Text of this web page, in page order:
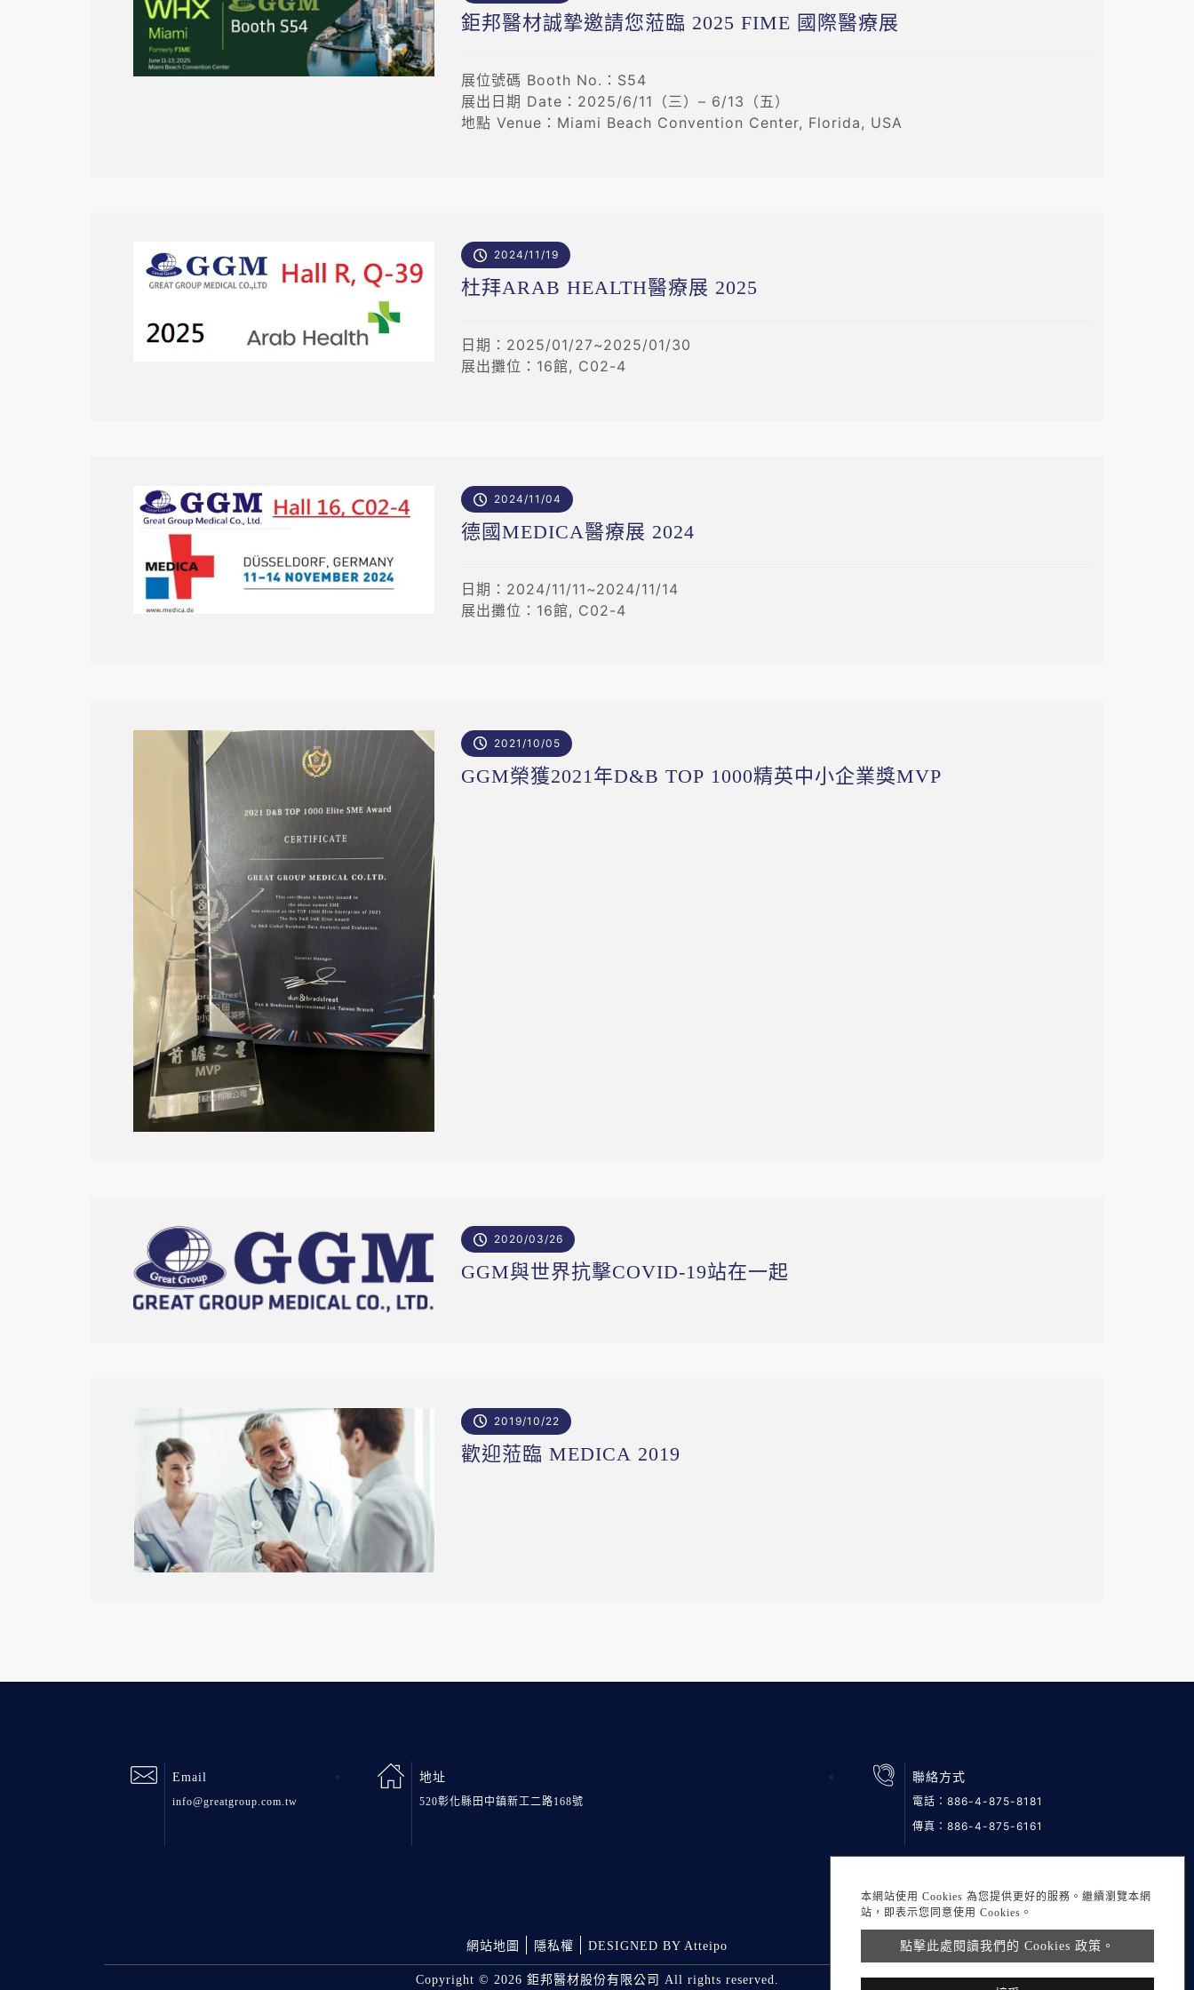
鉅邦醫材誠摯邀請您蒞臨 2025 FIME 國際醫療展
展位號碼 Booth No.：S54
展出日期 Date：2025/6/11（三）– 6/13（五）
地點 Venue：Miami Beach Convention Center, Florida, USA
2024/11/19
杜拜ARAB HEALTH醫療展 2025
日期：2025/01/27~2025/01/30
展出攤位：16館, C02-4
2024/11/04
德國MEDICA醫療展 2024
日期：2024/11/11~2024/11/14
展出攤位：16館, C02-4
2021/10/05
GGM榮獲2021年D&B TOP 1000精英中小企業獎MVP
2020/03/26
GGM與世界抗擊COVID-19站在一起
2019/10/22
歡迎蒞臨 MEDICA 2019
本網站使用 Cookies 為您提供更好的服務。繼續瀏覽本網
站，即表示您同意使用 Cookies。
點擊此處閱讀我們的 Cookies 政策。
Email
info@greatgroup.com.tw
地址
520彰化縣田中鎮新工二路168號
聯絡方式
電話： 886-4-875-8181
傳真：886-4-875-6161
網站地圖 隱私權 DESIGNED BY Atteipo
Copyright © 2026 鉅邦醫材股份有限公司 All rights reserved.